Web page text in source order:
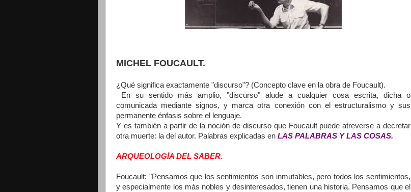
MICHEL FOUCAULT.
¿Qué significa exactamente "discurso"? (Concepto clave en la obra de Foucault).
En su sentido más amplio, "discurso" alude a cualquier cosa escrita, dicha o
comunicada mediante signos, y marca otra conexión con el estructuralismo y sus
permanente énfasis sobre el lenguaje.
Y es también a partir de la noción de discurso que Foucault puede atreverse a decretar
otra muerte: la del autor. Palabras explicadas en LAS PALABRAS Y LAS COSAS.
ARQUEOLOGÍA DEL SABER.
Foucault: "Pensamos que los sentimientos son inmutables, pero todos los sentimientos,
y especialmente los más nobles y desinteresados, tienen una historia. Pensamos que el